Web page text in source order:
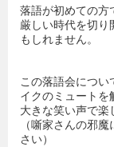
落語が初めての方
厳しい時代を切り
もしれません。
この落語会につ
イクのミュートを
大きな笑い声で楽
（噺家さんの邪
さい）